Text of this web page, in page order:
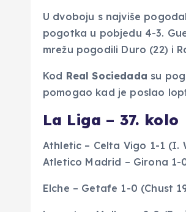
U dvoboju s najviše
pogotka u pobjedu 4-3.
mrežu pogodili Duro (22) i
Kod Real Sociedada su
pomogao kad je poslao
La Liga – 37. kolo
Athletic – Celta Vigo 1-1 (I.
Atletico Madrid – Girona 1-
Elche – Getafe 1-0 (Chust